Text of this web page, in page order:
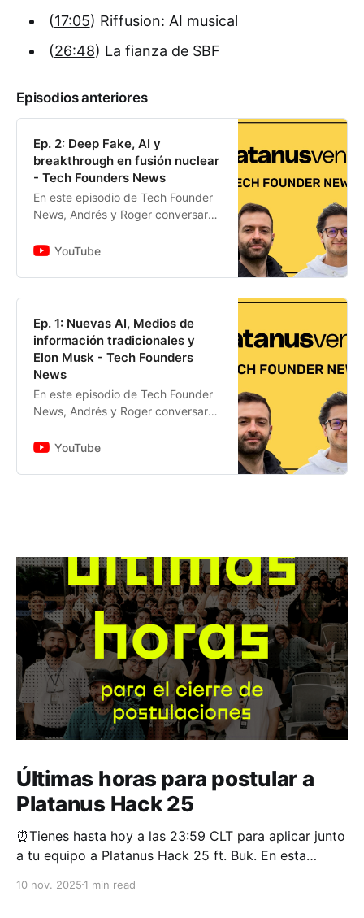
(17:05) Riffusion: AI musical
(26:48) La fianza de SBF
Episodios anteriores
Ep. 2: Deep Fake, AI y
breakthrough en fusión nuclear
- Tech Founders News
En este episodio de Tech Founder
News, Andrés y Roger conversaron
Fake, AI y realidad sintética14:24
YouTube
Ep. 1: Nuevas AI, Medios de
información tradicionales y
Elon Musk - Tech Founders
News
En este episodio de Tech Founder
News, Andrés y Roger conversaron
ChatGPT y revenue en startups
Ch...
YouTube
Últimas horas para postular a
Platanus Hack 25
⏰Tienes hasta hoy a las 23:59 CLT para aplicar junto
a tu equipo a Platanus Hack 25 ft. Buk. En esta
de Latam para ir de cero a producto en 36 horas. La
10 nov. 2025 1 min read